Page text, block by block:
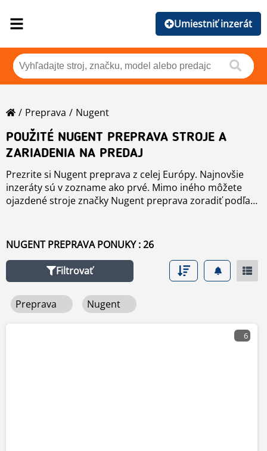
Umiestniť inzerát
Preprava
Nugent
POUŽITÉ NUGENT PREPRAVA STROJE A
ZARIADENIA NA PREDAJ
Prezrite si Nugent preprava z celej Európy. Najnovšie
inzeráty sú v zozname ako prvé. Mimo iného môžete
ojazdené stroje značky Nugent preprava zoradiť podľa
kliknutím na tento odkazpreprava
NUGENT PREPRAVA PONUKY : 26
Filtrovať
Preprava Nugent
6